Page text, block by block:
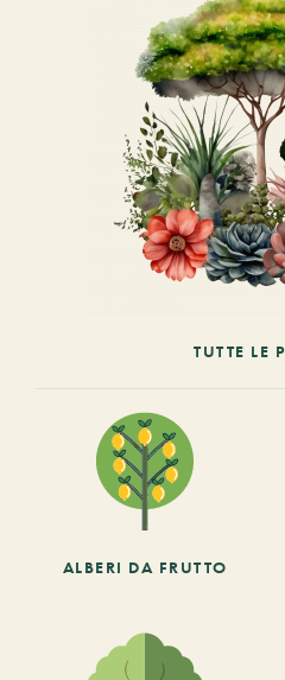
TUTTE LE
ALBERI DA FRUTTO